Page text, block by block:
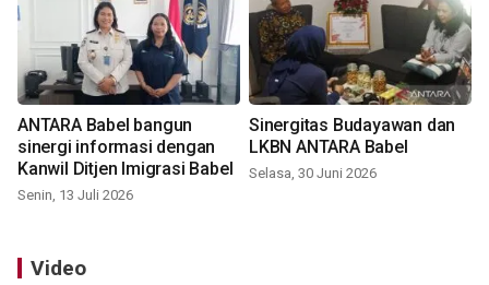
ANTARA Babel bangun
sinergi informasi dengan
Kanwil Ditjen Imigrasi Babel
Senin, 13 Juli 2026
Sinergitas Budayawan dan
LKBN ANTARA Babel
Selasa, 30 Juni 2026
Video